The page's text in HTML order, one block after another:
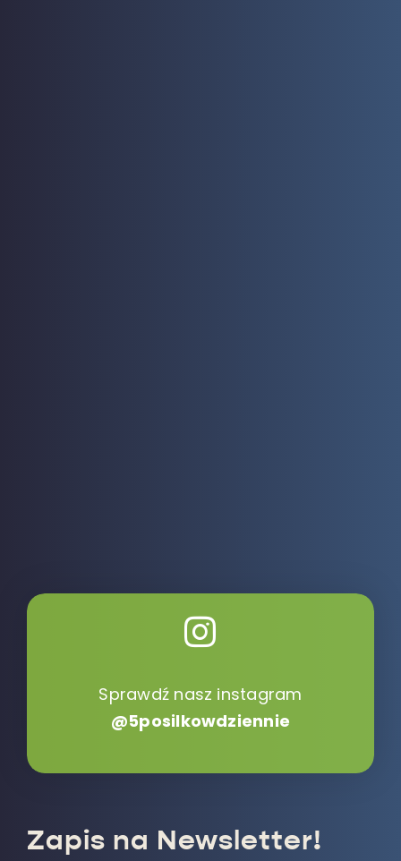
Sprawdź nasz instagram
@5posilkowdziennie
Zapis na Newsletter!